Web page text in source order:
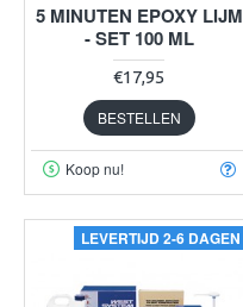
5 MINUTEN EPOXY LIJM
- SET 100 ML
€17,95
BESTELLEN
Koop nu!
LEVERTIJD 2-6 DAGEN